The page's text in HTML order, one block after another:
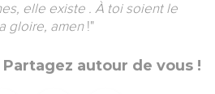
elle existe . À toi soient le
gloire, amen!"
autour de vous !